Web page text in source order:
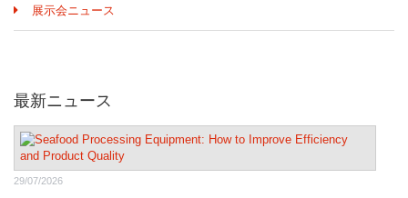
展示会ニュース
最新ニュース
29/07/2026